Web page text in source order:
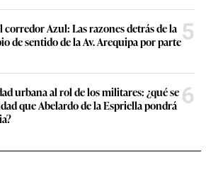
Azul: Las razones detrás de la
de sentido de la Av. Arequipa por parte5
urbana al rol de los militares: ¿qué se
que Abelardo de la Espriella pondrá 6